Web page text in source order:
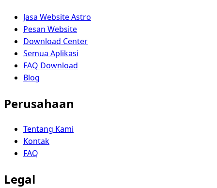
Jasa Website Astro
Pesan Website
Download Center
Semua Aplikasi
FAQ Download
Blog
Perusahaan
Tentang Kami
Kontak
FAQ
Legal